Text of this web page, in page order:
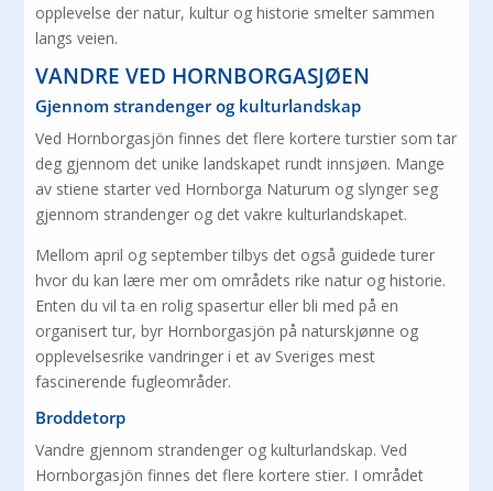
opplevelse der natur, kultur og historie smelter sammen
langs veien.
VANDRE VED HORNBORGASJØEN
Gjennom strandenger og kulturlandskap
Ved Hornborgasjön finnes det flere kortere turstier som tar
deg gjennom det unike landskapet rundt innsjøen. Mange
av stiene starter ved Hornborga Naturum og slynger seg
gjennom strandenger og det vakre kulturlandskapet.
Mellom april og september tilbys det også guidede turer
hvor du kan lære mer om områdets rike natur og historie.
Enten du vil ta en rolig spasertur eller bli med på en
organisert tur, byr Hornborgasjön på naturskjønne og
opplevelsesrike vandringer i et av Sveriges mest
fascinerende fugleområder.
Broddetorp
Vandre gjennom strandenger og kulturlandskap. Ved
Hornborgasjön finnes det flere kortere stier. I området